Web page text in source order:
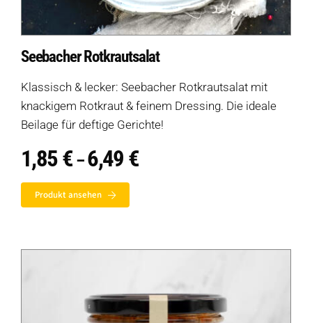
Seebacher Rotkrautsalat
Klassisch & lecker: Seebacher Rotkrautsalat mit
knackigem Rotkraut & feinem Dressing. Die ideale
Beilage für deftige Gerichte!
1,85€ –6,49 €Preisspanne:
1,85 €
Produkt ansehen